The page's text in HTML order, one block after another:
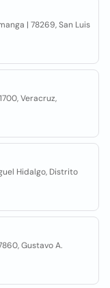
| 78269, San Luis
Veracruz,
Hidalgo, Distrito
Gustavo A.